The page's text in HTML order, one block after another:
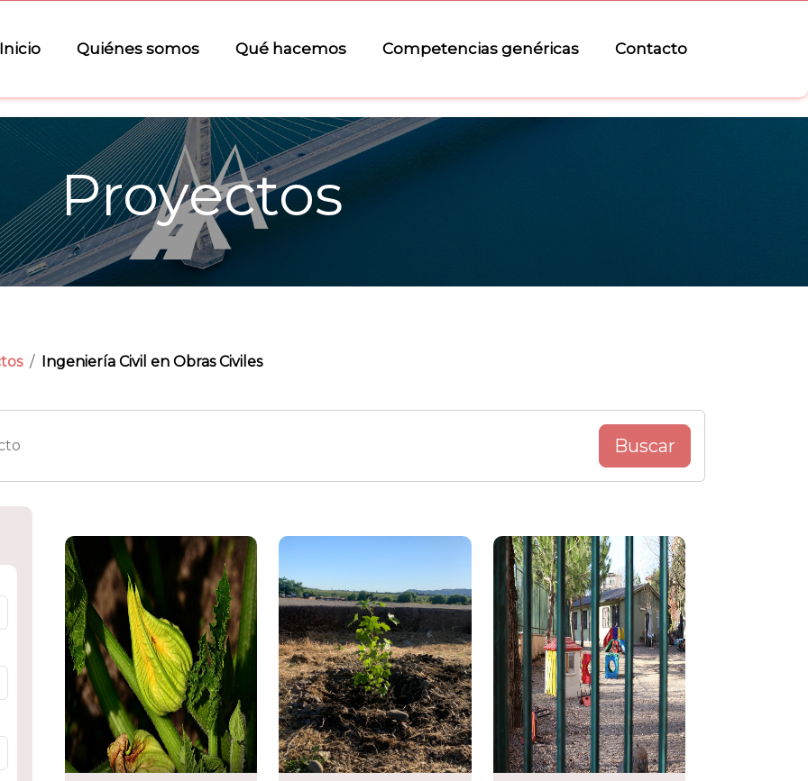
Inicio Quiénes somos Qué hacemos Competencias genéricas Contacto
Proyectos
Ingeniería Civil en Obras Civiles
Buscar
Socio comunitario
Fundación de las familias
Socio comunitario
Colegio de Arte y Cultura
San Antonio de Curicó